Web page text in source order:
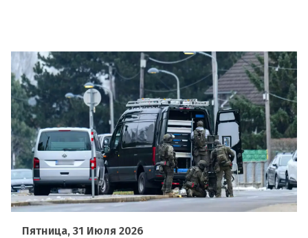
Пятница, 31 Июля 2026